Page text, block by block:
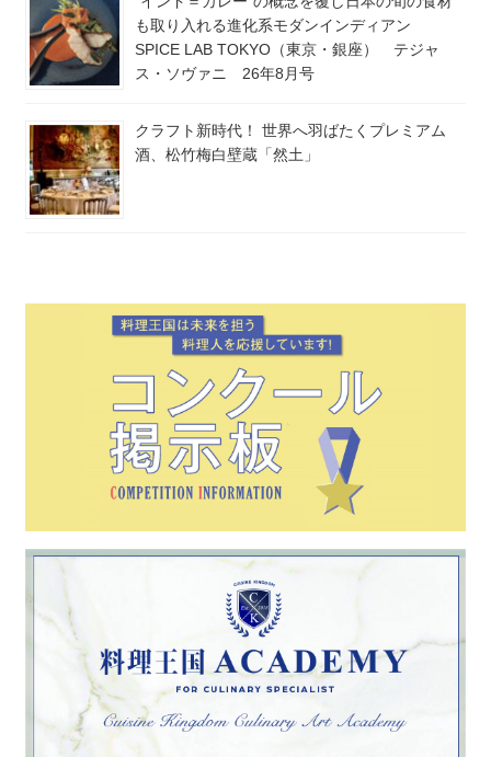
も取り入れる進化系モダンインディアン
SPICE LAB TOKYO（東京・銀座） テジャ
ス・ソヴァニ 26年8月号
クラフト新時代！ 世界へ羽ばたくプレミアム
酒、松竹梅白壁蔵「然土」